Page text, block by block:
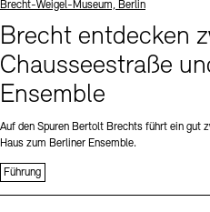
Standort
Brecht-Weigel-Museum, Berlin
Brecht entdecken
Chausseestraße
Ensemble
Auf den Spuren Bertolt Brechts führt ein gut
Haus zum Berliner Ensemble.
Führung